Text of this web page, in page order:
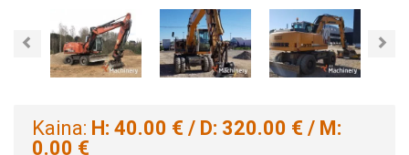
Previous
Kaina: H: 40.00 € / D: 320.00 € / M:
0.00 €